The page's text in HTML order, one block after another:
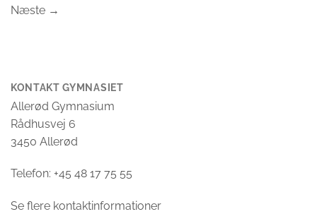
Næste →
KONTAKT GYMNASIET
Allerød Gymnasium
Rådhusvej 6
3450 Allerød
Telefon: +45 48 17 75 55
Se flere kontaktinformationer